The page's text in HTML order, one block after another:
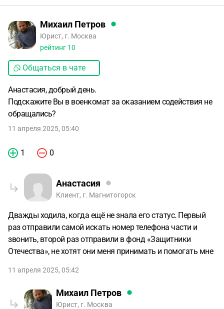
Михаил Петров
Юрист, г. Москва
рейтинг 10
Общаться в чате
Анастасия, добрый день.
Подскажите Вы в военкомат за оказанием содействия не
обращались?
11 апреля 2025, 05:40
1 0
Анастасия
Клиент, г. Магнитогорск
Дважды ходила, когда ещё не знала его статус. Первый
раз отправили самой искать номер телефона части и
звонить, второй раз отправили в фонд «Защитники
Отечества», не хотят они меня принимать и помогать мне
11 апреля 2025, 05:42
Михаил Петров
Юрист, г. Москва